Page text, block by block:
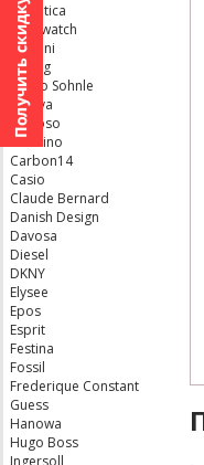
Adriatica
Aerowatch
Armani
Bering
Bruno Sohnle
Bulova
Calypso
Candino
Carbon14
Casio
Claude Bernard
Danish Design
Davosa
Diesel
DKNY
Elysee
Epos
Esprit
Festina
Fossil
Frederique Constant
Guess
Hanowa
Hugo Boss
Ingersoll